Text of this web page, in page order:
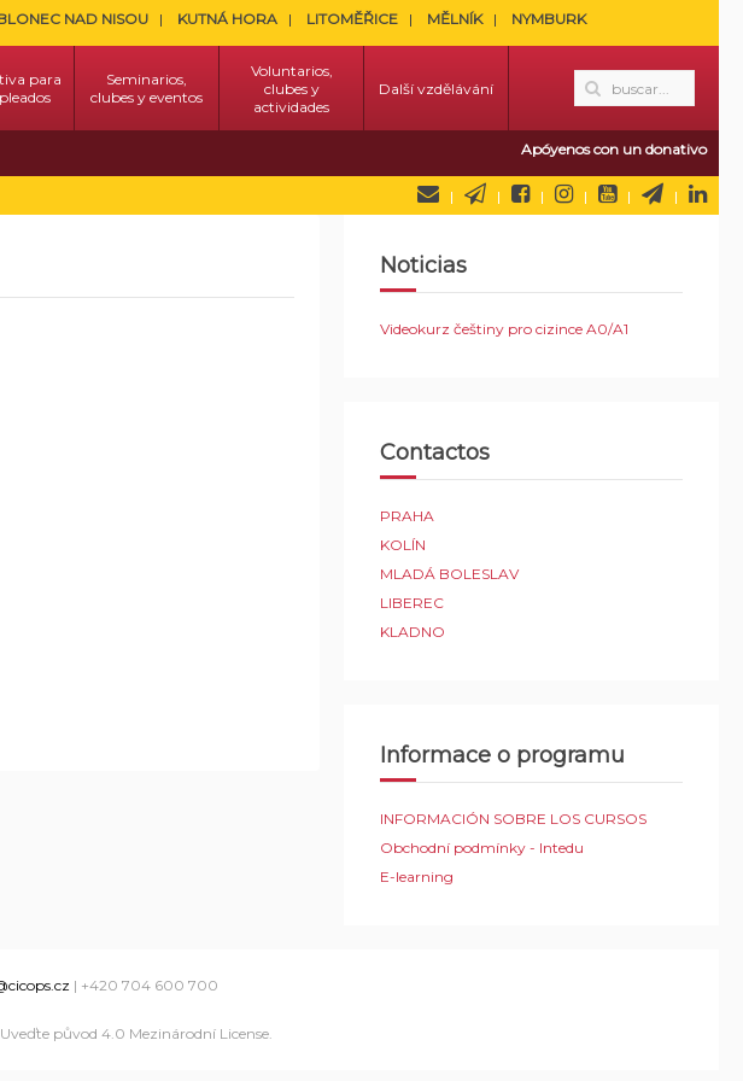
NAD NISOU KUTNÁ HORA LITOMĚŘICE MĚLNÍK NYMBURK
para
Seminarios,
clubes y eventos
Voluntarios,
clubes y
actividades
Další vzdělávání
Apóyenos con un donativo
Noticias
Videokurz češtiny pro cizince A0/A1
Contactos
PRAHA
KOLÍN
MLADÁ BOLESLAV
LIBEREC
KLADNO
Informace o programu
INFORMACIÓN SOBRE LOS CURSOS
Obchodní podmínky - Intedu
E-learning
| +420 704 600 700
původ 4.0 Mezinárodní License.